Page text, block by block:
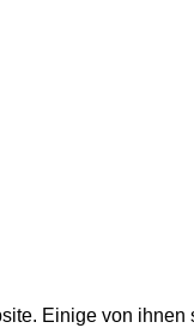
Einige von